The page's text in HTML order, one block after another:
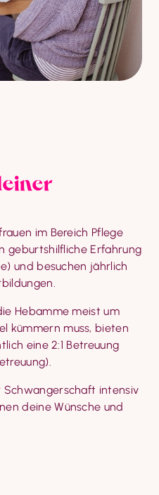
im Bereich Pflege
geburtshilfliche Erfahrung
und besuchen jährlich
Hebamme meist um
kümmern muss, bieten
eine 2:1 Betreuung
Schwangerschaft intensiv
deine Wünsche und